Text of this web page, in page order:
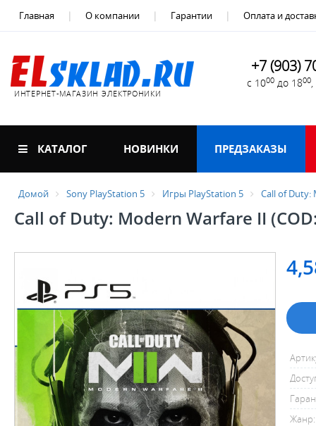
Главная О компании Гарантии Оплата и
ИНТЕРНЕТ-МАГАЗИН ЭЛЕКТРОНИКИ
+7 (903)
с 1000 до 1800
КАТАЛОГ НОВИНКИ ПРЕДЗАКАЗЫ
Домой Sony PlayStation 5 Игры PlayStation 5 Call of Duty:
Call of Duty: Modern Warfare II
Жанр: